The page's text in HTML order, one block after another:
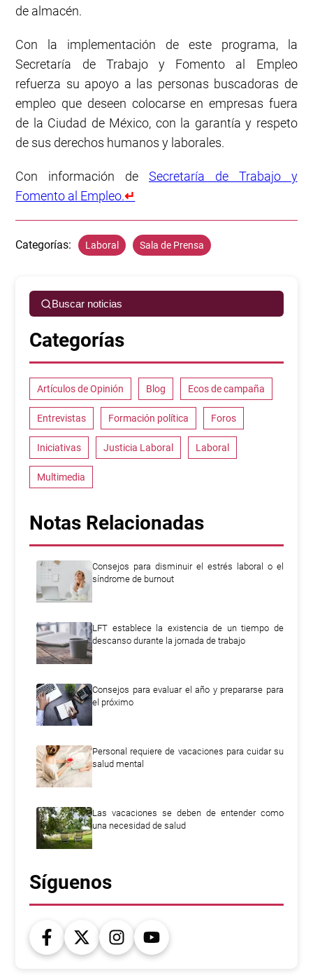
de almacén.
Con la implementación de este programa, la
Secretaría de Trabajo y Fomento al Empleo
refuerza su apoyo a las personas buscadoras de
empleo que deseen colocarse en empresas fuera
de la Ciudad de México, con la garantía y respeto
de sus derechos humanos y laborales.
Con información de Secretaría de Trabajo y
Fomento al Empleo.↵
Categorías: Laboral Sala de Prensa
Buscar noticias
Categorías
Artículos de Opinión Blog Ecos de campaña
Entrevistas Formación política Foros
Iniciativas Justicia Laboral Laboral
Multimedia
Notas Relacionadas
Consejos para disminuir el estrés laboral o el
síndrome de burnout
LFT establece la existencia de un tiempo de
descanso durante la jornada de trabajo
Consejos para evaluar el año y prepararse para
el próximo
Personal requiere de vacaciones para cuidar su
salud mental
Las vacaciones se deben de entender como
una necesidad de salud
Síguenos